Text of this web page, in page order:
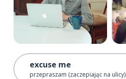
excuse me
przepraszam (zaczepiając na ulicy)